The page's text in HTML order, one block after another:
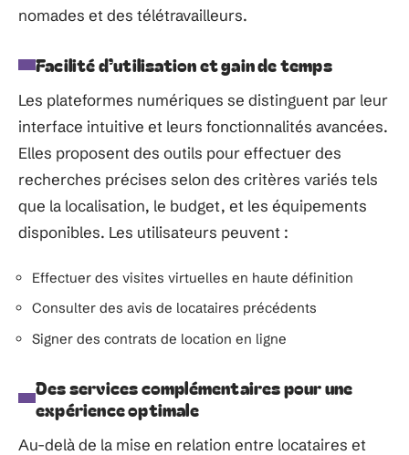
nomades et des télétravailleurs.
Facilité d’utilisation et gain de temps
Les plateformes numériques se distinguent par leur
interface intuitive et leurs fonctionnalités avancées.
Elles proposent des outils pour effectuer des
recherches précises selon des critères variés tels
que la localisation, le budget, et les équipements
disponibles. Les utilisateurs peuvent :
Effectuer des visites virtuelles en haute définition
Consulter des avis de locataires précédents
Signer des contrats de location en ligne
Des services complémentaires pour une
expérience optimale
Au-delà de la mise en relation entre locataires et